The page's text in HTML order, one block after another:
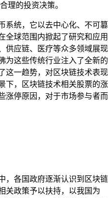
理的投资决策。
系统，它以去中心化、不可篡
全球范围内掀起了研究和应用
供应链、医疗等众多领域展现
为这些传统行业注入了全新的
这一趋势，对区块链技术表现
下，区块链技术相关股票的涨
涨停原因，对于市场参与者而
，各国政府逐渐认识到区块链
关政策予以扶持，以我国为